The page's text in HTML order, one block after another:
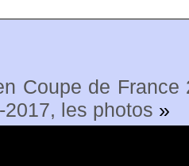
Coupe de France
les photos »